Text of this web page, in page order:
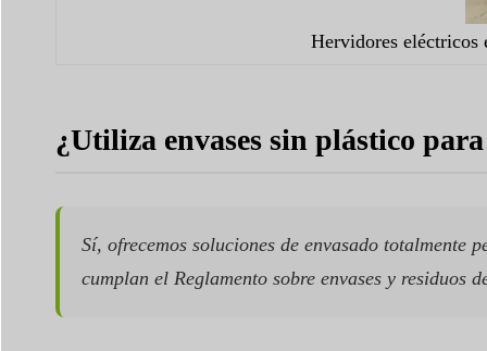
Hervidores eléctricos
¿Utiliza envases sin plástico
Sí, ofrecemos soluciones de envasado totalmente
cumplan el Reglamento sobre envases y residuos